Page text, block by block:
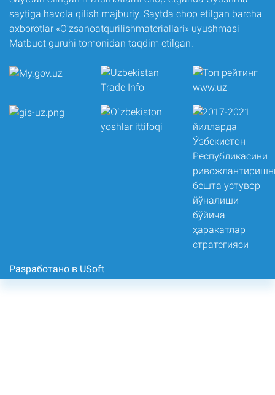
saytiga havola qilish majburiy. Saytda chop etilgan barcha
axborotlar «O‘zsanoatqurilishmateriallari» uyushmasi
Matbuot guruhi tomonidan taqdim etilgan.
Разработано в USoft